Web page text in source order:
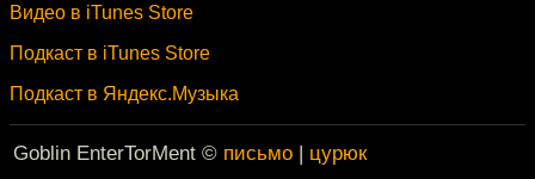
Видео в iTunes Store
Подкаст в iTunes Store
Подкаст в Яндекс.Музыка
Goblin EnterTorMent © письмо | цурюк